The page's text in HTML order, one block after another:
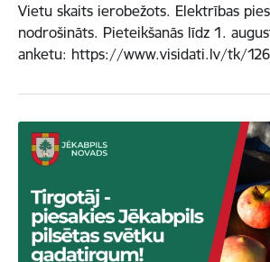
Vietu skaits ierobežots. Elektrības
nodrošināts. Pieteikšanās līdz 1.
anketu: https://www.visidati.lv/tk/